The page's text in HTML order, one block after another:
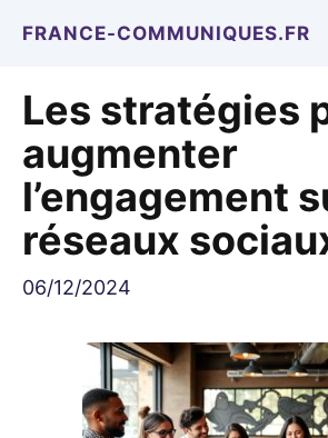
FRANCE-COMMUNIQUES.FR
Les stratégies
augmenter
l’engagement
réseaux
06/12/2024